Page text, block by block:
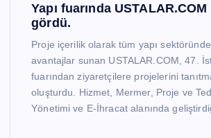
Yapı fuarında
gördü.
Proje içerilik olarak tüm yapı
avantajlar sunan USTALAR.COM, 47.
fuarından ziyaretçilere projelerini
oluşturdu. Hizmet, Mermer, Proje ve
Yönetimi ve E-İhracat alanında